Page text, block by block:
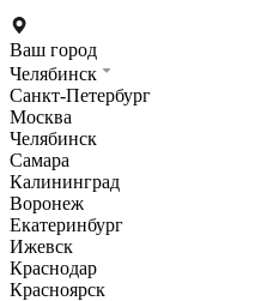
Ваш город
Челябинск
Санкт-Петербург
Москва
Челябинск
Самара
Калининград
Воронеж
Екатеринбург
Ижевск
Краснодар
Красноярск